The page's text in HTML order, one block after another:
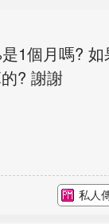
1個月嗎?
? 謝謝
私人